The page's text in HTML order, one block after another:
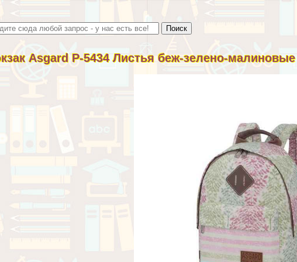
Asgard Р-5434 Листья беж-зелено-малиновые